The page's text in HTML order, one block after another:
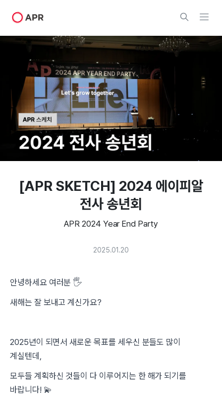
[APR SKETCH] 2024 에이피알
전사 송년회
APR 2024 Year End Party
2025.01.20
안녕하세요 여러분 🖐️
새해는 잘 보내고 계신가요?
2025년이 되면서 새로운 목표를 세우신 분들도 많이
계실텐데,
모두들 계획하신 것들이 다 이루어지는 한 해가 되기를
바랍니다! 💫